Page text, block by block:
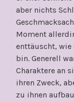
aber nichts
Moment
enttäuscht, wie
bin. Generell
Charaktere an
ihren Zweck,
zu ihnen